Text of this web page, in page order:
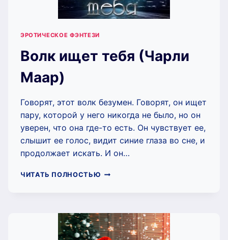
ЭРОТИЧЕСКОЕ ФЭНТЕЗИ
Волк ищет тебя (Чарли
Маар)
Говорят, этот волк безумен. Говорят, он ищет
пару, которой у него никогда не было, но он
уверен, что она где-то есть. Он чувствует ее,
слышит ее голос, видит синие глаза во сне, и
продолжает искать. И он…
ЧИТАТЬ ПОЛНОСТЬЮ ВОЛК
МААР)